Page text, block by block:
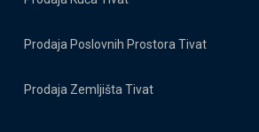
Prodaja Poslovnih Prostora Tivat
Prodaja Zemljišta Tivat